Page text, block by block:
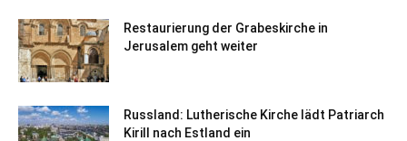
Restaurierung der Grabeskirche in
Jerusalem geht weiter
Russland: Lutherische Kirche lädt Patriarch
Kirill nach Estland ein